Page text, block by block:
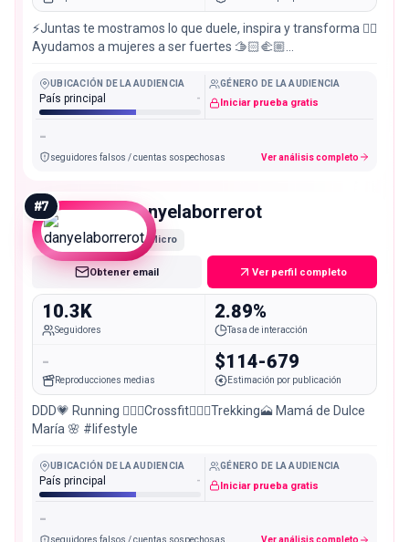
⚡️Juntas te mostramos lo que duele, inspira y transforma ❤️‍🔥
Ayudamos a mujeres a ser fuertes 🫱🏻‍🫲🏼
UBICACIÓN DE LA AUDIENCIA
País principal -
GÉNERO DE LA AUDIENCIA
Iniciar prueba gratis
-
seguidores falsos / cuentas sospechosas Ver análisis completo
#7 danyelaborrerot
Micro
Obtener email Ver perfil completo
10.3K
Seguidores
2.89%
Tasa de interacción
-
Reproducciones medias
$114-679
Estimación por publicación
DDD💗 Running 🏃🏻‍♀️Crossfit🏋🏻‍♀️Trekking🗻 Mamá de Dulce
María 🌸 #lifestyle
UBICACIÓN DE LA AUDIENCIA
País principal -
GÉNERO DE LA AUDIENCIA
Iniciar prueba gratis
-